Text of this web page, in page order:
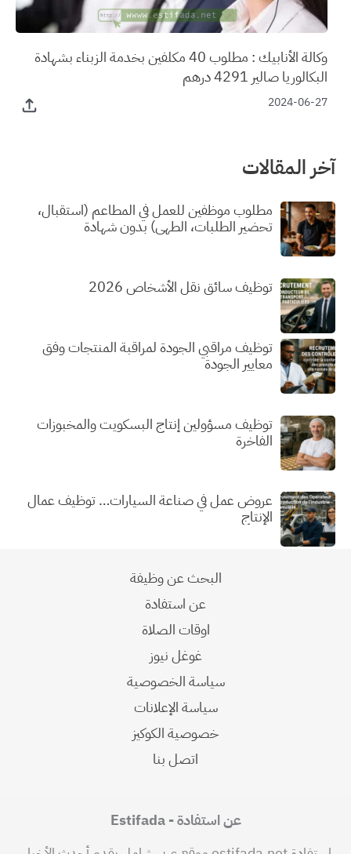
وكالة الأنابيك : مطلوب 40 مكلفين بخدمة الزبناء بشهادة
البكالوريا صالير 4291 درهم
2024-06-27
آخر المقالات
مطلوب موظفين للعمل في المطاعم (استقبال،
تحضير الطلبات، الطهي) بدون شهادة
توظيف سائق نقل الأشخاص 2026
توظيف مراقبي الجودة لمراقبة المنتجات وفق
معايير الجودة
توظيف مسؤولين إنتاج البسكويت والمخبوزات
الفاخرة
عروض عمل في صناعة السيارات… توظيف عمال
الإنتاج
البحث عن وظيفة
عن استفادة
اوقات الصلاة
غوغل نيوز
سياسة الخصوصية
سياسة الإعلانات
خصوصية الكوكيز
اتصل بنا
عن استفادة - Estifada